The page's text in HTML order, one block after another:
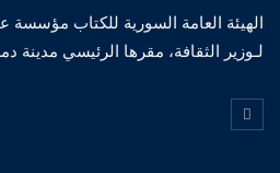
الهيئة العامة السورية للكتاب مؤسسة
لـوزير الثقافة، مقرها الرئيسي مدينة